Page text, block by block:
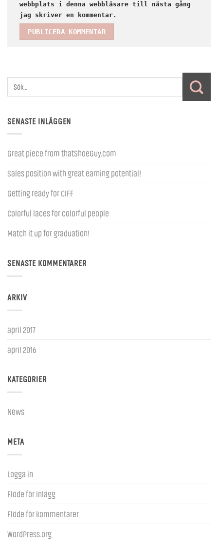
webbplats i denna webbläsare till nästa gång
jag skriver en kommentar.
SENASTE INLÄGGEN
Great piece from thatShoeGuy.com
Sales position with great earning potential!
Getting ready for CIFF
Colorful laces for colorful people
Match it up for graduation!
SENASTE KOMMENTARER
ARKIV
april 2017
april 2016
KATEGORIER
News
META
Logga in
Flöde för inlägg
Flöde för kommentarer
WordPress.org